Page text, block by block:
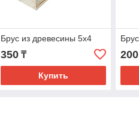
Брус из древесины 5х4
350₸
Купить
200